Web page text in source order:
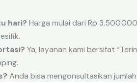
hari? Harga mulai dari Rp
Ya, layanan kami bersifat
Anda bisa mengonsultasikan